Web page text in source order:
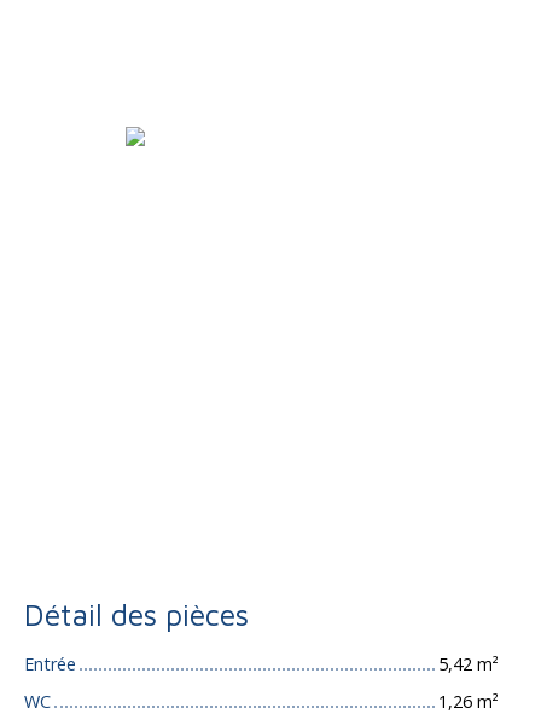
Détail des pièces
Entrée
5,42 m²
WC
1,26 m²